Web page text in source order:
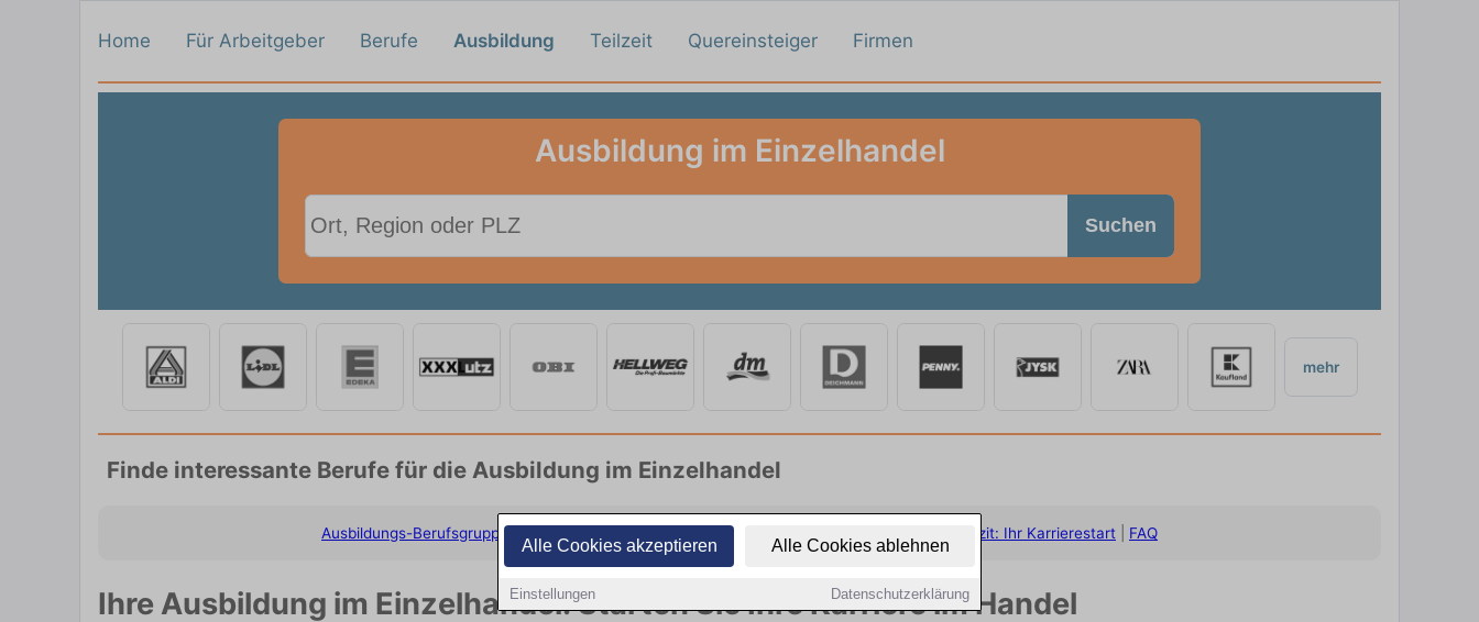
Alle Cookies akzeptieren Alle Cookies ablehnen
Einstellungen Datenschutzerklärung
Home Für Arbeitgeber Berufe Ausbildung Teilzeit Quereinsteiger Firmen
Ausbildung im Einzelhandel
Suchen
mehr
Finde interessante Berufe für die Ausbildung im Einzelhandel
Ausbildungs-Berufsgruppen Beliebteste Ausbildungsberufe Fazit: Ihr Karrierestart FAQ
Ihre Ausbildung im Einzelhandel: Starten Sie Ihre Karriere im Handel